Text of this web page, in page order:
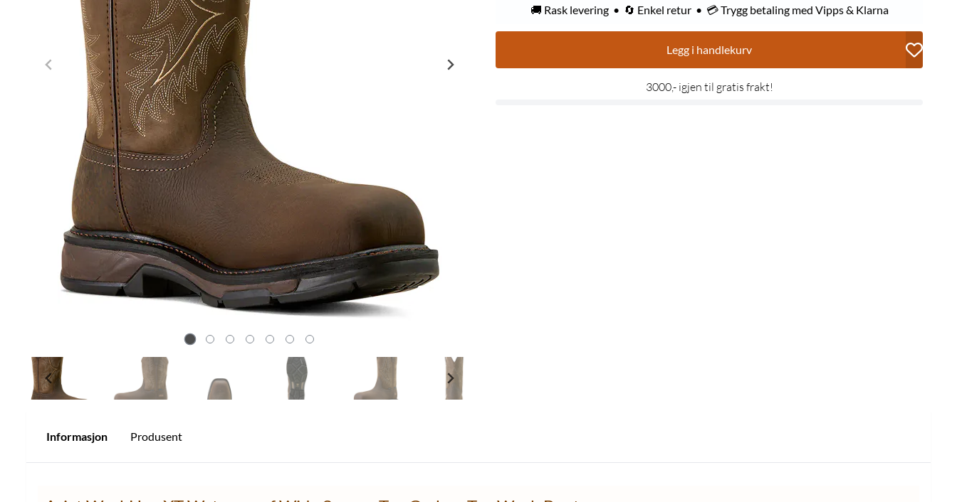
🚚 Rask levering • 🔄 Enkel retur • 💳 Trygg betaling med Vipps & Klarna
Legg i handlekurv
3000,- igjen til gratis frakt!
Informasjon Produsent